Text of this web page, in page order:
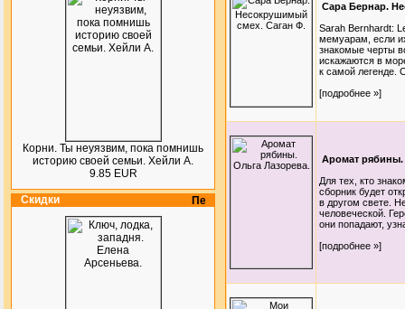
Корни. Ты неуязвим, пока помнишь
историю своей семьи. Хейли А.
9.85 EUR
Скидки
Сара Бернар.
Sarah Bernhardt:
мемуарам, если
знакомые черты
искажаются в
к самой легенде.
[подробнее »]
Аромат рябины.
Для тех, кто
сборник будет
в другом свете.
человеческой.
они попадают,
[подробнее »]